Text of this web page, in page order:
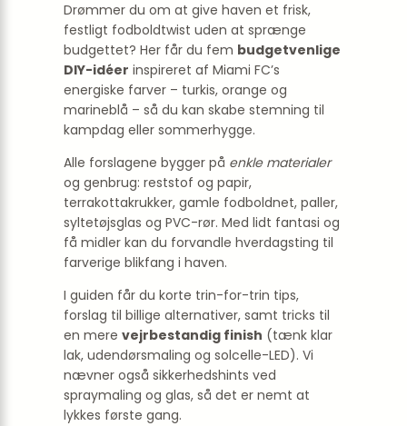
Drømmer du om at give haven et frisk,
festligt fodboldtwist uden at sprænge
budgettet? Her får du fem budgetvenlige
DIY-idéer inspireret af Miami FC’s
energiske farver – turkis, orange og
marineblå – så du kan skabe stemning til
kampdag eller sommerhygge.
Alle forslagene bygger på enkle materialer
og genbrug: reststof og papir,
terrakottakrukker, gamle fodboldnet, paller,
syltetøjsglas og PVC-rør. Med lidt fantasi og
få midler kan du forvandle hverdagsting til
farverige blikfang i haven.
I guiden får du korte trin-for-trin tips,
forslag til billige alternativer, samt tricks til
en mere vejrbestandig finish (tænk klar
lak, udendørsmaling og solcelle-LED). Vi
nævner også sikkerhedshints ved
spraymaling og glas, så det er nemt at
lykkes første gang.